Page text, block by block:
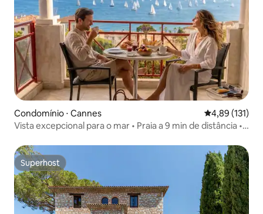
Condomínio ⋅ Cannes 4,89 de uma
4,89 (131)
Vista excepcional para o mar • Praia a 9 min de distância •
Superhost
Superhost